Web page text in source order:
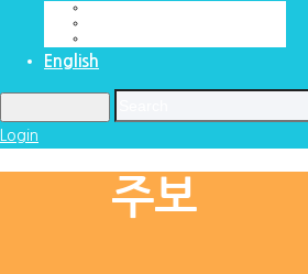
English
Login
주보